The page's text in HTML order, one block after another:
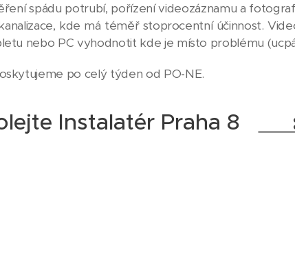
spádu potrubí, pořízení videozáznamu a
kde má téměř stoprocentní účinnost.
nebo PC vyhodnotit kde je místo problému
po celý týden od PO-NE.
Instalatér Praha 8 ☎